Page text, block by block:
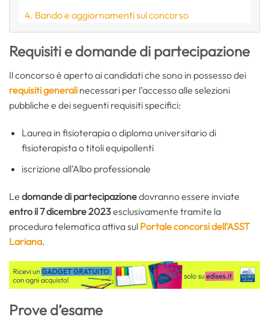
Bando e aggiornamenti sul concorso
Requisiti e domande di partecipazione
Il concorso è aperto ai candidati che sono in possesso dei
requisiti generali necessari per l’accesso alle selezioni
pubbliche e dei seguenti requisiti specifici:
Laurea in fisioterapia o diploma universitario di
fisioterapista o titoli equipollenti
iscrizione all’Albo professionale
Le domande di partecipazionedovranno essere inviate
entro il 7 dicembre 2023esclusivamente tramite la
procedura telematica attiva sul Portale concorsi dell’ASST
Lariana.
Prove d’esame